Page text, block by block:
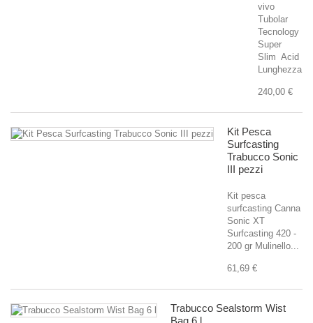
vivo
Tubolar
Tecnology
Super
Slim Acid
Lunghezza...
240,00 €
Kit Pesca
Surfcasting
Trabucco Sonic
III pezzi
Kit pesca
surfcasting Canna
Sonic XT
Surfcasting 420 -
200 gr Mulinello...
61,69 €
Trabucco Sealstorm Wist
Bag 6 l